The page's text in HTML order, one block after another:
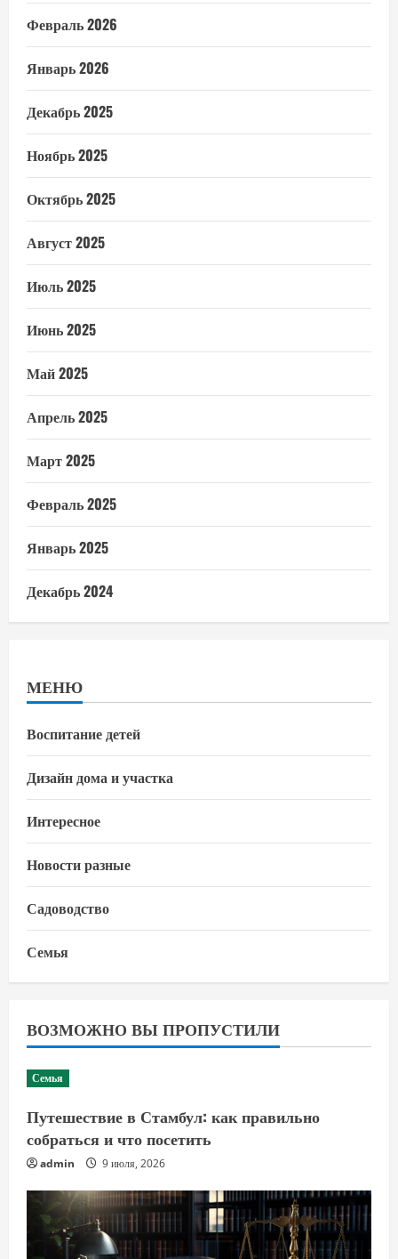
Февраль 2026
Январь 2026
Декабрь 2025
Ноябрь 2025
Октябрь 2025
Август 2025
Июль 2025
Июнь 2025
Май 2025
Апрель 2025
Март 2025
Февраль 2025
Январь 2025
Декабрь 2024
МЕНЮ
Воспитание детей
Дизайн дома и участка
Интересное
Новости разные
Садоводство
Семья
ВОЗМОЖНО ВЫ ПРОПУСТИЛИ
Семья
Путешествие в Стамбул: как правильно
собраться и что посетить
admin 9 июля, 2026